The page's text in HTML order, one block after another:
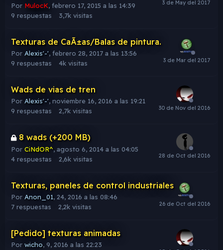
Por MulocK, febrero 17, 2015 a las 14:39
9 respuestas 3,7k visitas
Texturas de CaÃ±as/Balas de pintura.
Por Alexis'-', febrero 28, 2017 a las 13:56
9 respuestas 4k visitas
Wads de vias de tren
Por Alexis'-', noviembre 16, 2016 a las 19:21
9 respuestas 2,7k visitas
8 wads (+200 MB)
Por CiNdOR^, agosto 6, 2014 a las 04:05
4 respuestas 2,6k visitas
Texturas, paneles de control industriales
Por Anon_01, 24, 2016 a las 08:46
7 respuestas 2,2k visitas
[Pedido] texturas animadas
Por wicho, 9, 2016 a las 22:23